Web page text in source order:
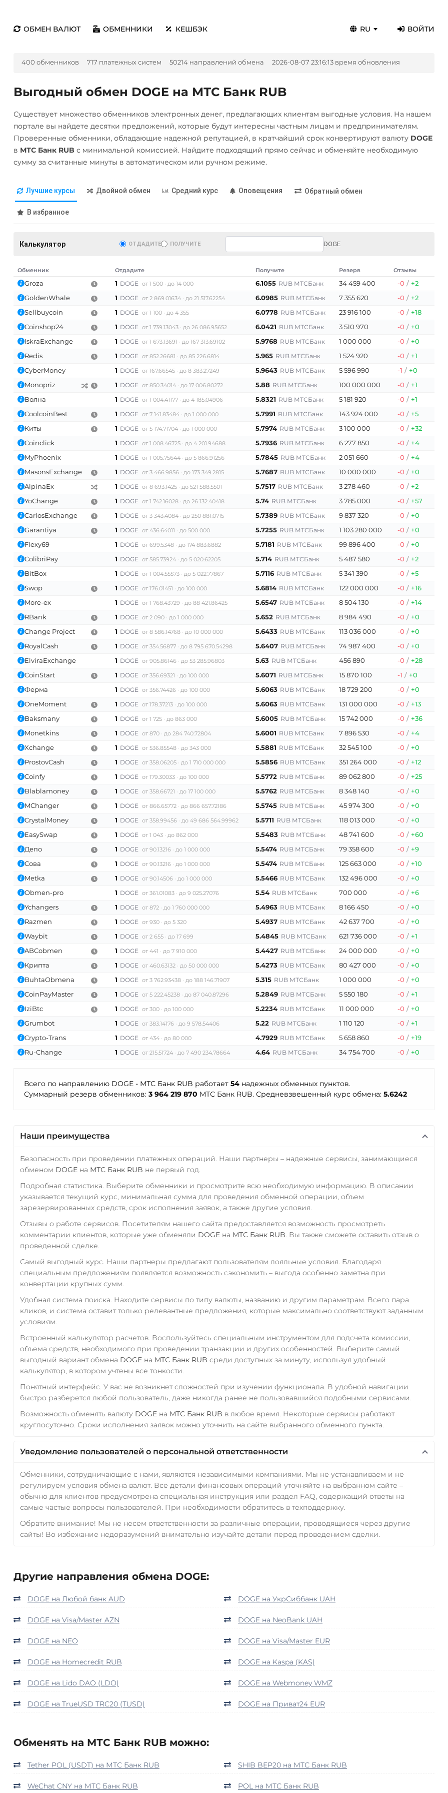
ОБМЕН ВАЛЮТ ОБМЕННИКИ КЕШБЭК RU ВОЙТИ
400 обменников 717 платежных систем 50214 направлений обмена 2026-08-07 23:16:13 время обновления
Выгодный обмен DOGE на МТС Банк RUB
Существует множество обменников электронных денег, предлагающих клиентам выгодные условия. На нашем
портале вы найдете десятки предложений, которые будут интересны частным лицам и предпринимателям.
Проверенные обменники, обладающие надежной репутацией, в кратчайший срок конвертируют валюту DOGE
в МТС Банк RUB с минимальной комиссией. Найдите подходящий прямо сейчас и обменяйте необходимую
сумму за считанные минуты в автоматическом или ручном режиме.
Лучшие курсы Двойной обмен Средний курс Оповещения Обратный обмен
В избранное
Калькулятор ОТДАДИТЕ ПОЛУЧИТЕ DOGE
Обменник Отдадите Получите Резерв Отзывы
Groza 1 DOGE от 1 500 до 14 000 6.1055 RUB МТСБанк 34 459 400 -0 / +2
GoldenWhale
1 DOGE от 2 869.01634 до 21 517.62254 6.0985 RUB МТСБанк 7 355 620 -0 / +2
Sellbuycoin
1 DOGE от 1 100 до 4 355 6.0778 RUB МТСБанк 23 916 100 -0 / +18
Coinshop24
1 DOGE от 1 739.13043 до 26 086.95652 6.0421 RUB МТСБанк 3 510 970 -0 / +0
IskraExchange
1 DOGE от 1 673.13691 до 167 313.69102 5.9768 RUB МТСБанк 1 000 000 -0 / +0
Redis
1 DOGE от 852.26681 до 85 226.6814 5.965 RUB МТСБанк 1 524 920 -0 / +1
CyberMoney
1 DOGE от 167.66545 до 8 383.27249 5.9643 RUB МТСБанк 5 596 990 -1 / +0
Monopriz
1 DOGE от 850.34014 до 17 006.80272 5.88 RUB МТСБанк 100 000 000 -0 / +1
Волна
1 DOGE от 1 004.41177 до 4 185.04906 5.8321 RUB МТСБанк 5 181 920 -0 / +1
CoolcoinBest
1 DOGE от 7 141.83484 до 1 000 000 5.7991 RUB МТСБанк 143 924 000 -0 / +5
Киты
1 DOGE от 5 174.71704 до 1 000 000 5.7974 RUB МТСБанк 3 100 000 -0 / +32
Coinclick
1 DOGE от 1 008.46725 до 4 201.94688 5.7936 RUB МТСБанк 6 277 850 -0 / +4
MyPhoenix
1 DOGE от 1 005.75644 до 5 866.91256 5.7845 RUB МТСБанк 2 051 660 -0 / +4
MasonsExchange
1 DOGE от 3 466.9856 до 173 349.2815 5.7687 RUB МТСБанк 10 000 000 -0 / +0
AlpinaEx
1 DOGE от 8 693.1425 до 521 588.5501 5.7517 RUB МТСБанк 3 278 460 -0 / +2
YoChange
1 DOGE от 1 742.16028 до 26 132.40418 5.74 RUB МТСБанк 3 785 000 -0 / +57
CarlosExchange
1 DOGE от 3 343.4084 до 250 881.0715 5.7389 RUB МТСБанк 9 837 320 -0 / +0
Garantiya
1 DOGE от 436.64011 до 500 000 5.7255 RUB МТСБанк 1 103 280 000 -0 / +0
Flexy69
1 DOGE от 699.5348 до 174 883.6882 5.7181 RUB МТСБанк 99 896 400 -0 / +0
ColibriPay
1 DOGE от 585.73924 до 5 020.62205 5.714 RUB МТСБанк 5 487 580 -0 / +2
BitBox
1 DOGE от 1 004.55573 до 5 022.77867 5.7116 RUB МТСБанк 5 341 390 -0 / +5
Swop
1 DOGE от 176.01451 до 100 000 5.6814 RUB МТСБанк 122 000 000 -0 / +16
More-ex
1 DOGE от 1 768.43729 до 88 421.86425 5.6547 RUB МТСБанк 8 504 130 -0 / +14
RBank
1 DOGE от 2 090 до 1 000 000 5.652 RUB МТСБанк 8 984 490 -0 / +0
Change Project
1 DOGE от 8 586.14768 до 10 000 000 5.6433 RUB МТСБанк 113 036 000 -0 / +0
RoyalCash
1 DOGE от 354.56877 до 8 795 670.54298 5.6407 RUB МТСБанк 74 987 400 -0 / +0
ElviraExchange
1 DOGE от 905.86146 до 53 285.96803 5.63 RUB МТСБанк 456 890 -0 / +28
CoinStart
1 DOGE от 356.69321 до 100 000 5.6071 RUB МТСБанк 15 870 100 -1 / +0
Ферма
1 DOGE от 356.74426 до 100 000 5.6063 RUB МТСБанк 18 729 200 -0 / +0
OneMoment
1 DOGE от 178.37213 до 100 000 5.6063 RUB МТСБанк 131 000 000 -0 / +13
Baksmany
1 DOGE от 1 725 до 863 000 5.6005 RUB МТСБанк 15 742 000 -0 / +36
Monetkins
1 DOGE от 870 до 284 740.72804 5.6001 RUB МТСБанк 7 896 530 -0 / +4
Xchange
1 DOGE от 536.85548 до 343 000 5.5881 RUB МТСБанк 32 545 100 -0 / +0
ProstovCash
1 DOGE от 358.06205 до 1 710 000 000 5.5856 RUB МТСБанк 351 264 000 -0 / +12
Coinfy
1 DOGE от 179.30033 до 100 000 5.5772 RUB МТСБанк 89 062 800 -0 / +25
Blablamoney
1 DOGE от 358.66721 до 17 100 000 5.5762 RUB МТСБанк 8 348 140 -0 / +0
MChanger
1 DOGE от 866.65772 до 866 657.72186 5.5745 RUB МТСБанк 45 974 300 -0 / +0
CrystalMoney
1 DOGE от 358.99456 до 49 686 564.99962 5.5711 RUB МТСБанк 118 013 000 -0 / +0
EasySwap
1 DOGE от 1 043 до 862 000 5.5483 RUB МТСБанк 48 741 600 -0 / +60
Депо
1 DOGE от 90.13216 до 1 000 000 5.5474 RUB МТСБанк 79 358 600 -0 / +9
Сова
1 DOGE от 90.13216 до 1 000 000 5.5474 RUB МТСБанк 125 663 000 -0 / +10
Metka
1 DOGE от 90.14506 до 1 000 000 5.5466 RUB МТСБанк 132 496 000 -0 / +0
Obmen-pro
1 DOGE от 361.01083 до 9 025.27076 5.54 RUB МТСБанк 700 000 -0 / +6
Ychangers
1 DOGE от 872 до 1 760 000 000 5.4963 RUB МТСБанк 8 166 450 -0 / +0
Razmen
1 DOGE от 930 до 5 320 5.4937 RUB МТСБанк 42 637 700 -0 / +0
Waybit
1 DOGE от 2 655 до 17 699 5.4845 RUB МТСБанк 621 736 000 -0 / +1
ABCobmen
1 DOGE от 441 до 7 910 000 5.4427 RUB МТСБанк 24 000 000 -0 / +0
Крипта
1 DOGE от 460.63132 до 50 000 000 5.4273 RUB МТСБанк 80 427 000 -0 / +0
BuhtaObmena
1 DOGE от 3 762.93438 до 188 146.71907 5.315 RUB МТСБанк 1 000 000 -0 / +0
CoinPayMaster
1 DOGE от 5 222.45238 до 87 040.87296 5.2849 RUB МТСБанк 5 550 180 -0 / +1
IziBtc
1 DOGE от 300 до 100 000 5.2234 RUB МТСБанк 11 000 000 -0 / +0
Grumbot
1 DOGE от 383.14176 до 9 578.54406 5.22 RUB МТСБанк 1 110 120 -0 / +1
Crypto-Trans
1 DOGE от 434 до 80 000 4.7929 RUB МТСБанк 5 658 860 -0 / +19
Ru-Change
1 DOGE от 215.51724 до 7 490 234.78664 4.64 RUB МТСБанк 34 754 700 -0 / +0
Всего по направлению DOGE - МТС Банк RUB работает 54надежных обменных пунктов.
Суммарный резерв обменников: 3 964 219 870 МТС Банк RUB. Средневзвешенный курс обмена: 5.6242
Наши преимущества
Безопасность при проведении платежных операций. Наши партнеры – надежные сервисы, занимающиеся
обменом DOGEна МТС Банк RUB не первый год.
Подробная статистика. Выберите обменники и просмотрите всю необходимую информацию. В описании
указывается текущий курс, минимальная сумма для проведения обменной операции, объем
зарезервированных средств, срок исполнения заявок, а также другие условия.
Отзывы о работе сервисов. Посетителям нашего сайта предоставляется возможность просмотреть
комментарии клиентов, которые уже обменяли DOGEна МТС Банк RUB. Вы также сможете оставить отзыв о
проведенной сделке.
Самый выгодный курс. Наши партнеры предлагают пользователям лояльные условия. Благодаря
специальным предложениям появляется возможность сэкономить – выгода особенно заметна при
конвертации крупных сумм.
Удобная система поиска. Находите сервисы по типу валюты, названию и другим параметрам. Всего пара
кликов, и система оставит только релевантные предложения, которые максимально соответствуют заданным
условиям.
Встроенный калькулятор расчетов. Воспользуйтесь специальным инструментом для подсчета комиссии,
объема средств, необходимого при проведении транзакции и других особенностей. Выберите самый
выгодный вариант обмена DOGEна МТС Банк RUB среди доступных за минуту, используя удобный
калькулятор, в котором учтены все тонкости.
Понятный интерфейс. У вас не возникнет сложностей при изучении функционала. В удобной навигации
быстро разберется любой пользователь, даже никогда ранее не пользовавшийся подобными сервисами.
Возможность обменять валюту DOGEна МТС Банк RUB в любое время. Некоторые сервисы работают
круглосуточно. Сроки исполнения заявок можно уточнить на сайте выбранного обменного пункта.
Уведомление пользователей о персональной ответственности
Обменники, сотрудничающие с нами, являются независимыми компаниями. Мы не устанавливаем и не
регулируем условия обмена валют. Все детали финансовых операций уточняйте на выбранном сайте –
обычно для клиентов предусмотрена специальная инструкция или раздел FAQ, содержащий ответы на
самые частые вопросы пользователей. При необходимости обратитесь в техподдержку.
Обратите внимание! Мы не несем ответственности за различные операции, проводящиеся через другие
сайты! Во избежание недоразумений внимательно изучайте детали перед проведением сделки.
Другие направления обмена DOGE:
DOGE на Любой банк AUD DOGE на УкрСиббанк UAH
DOGE на Visa/Master AZN DOGE на NeoBank UAH
DOGE на NEO DOGE на Visa/Master EUR
DOGE на Homecredit RUB DOGE на Kaspa (KAS)
DOGE на Lido DAO (LDO) DOGE на Webmoney WMZ
DOGE на TrueUSD TRC20 (TUSD) DOGE на Приват24 EUR
Обменять на МТС Банк RUB можно:
Tether POL (USDT) на МТС Банк RUB SHIB BEP20 на МТС Банк RUB
WeChat CNY на МТС Банк RUB POL на МТС Банк RUB